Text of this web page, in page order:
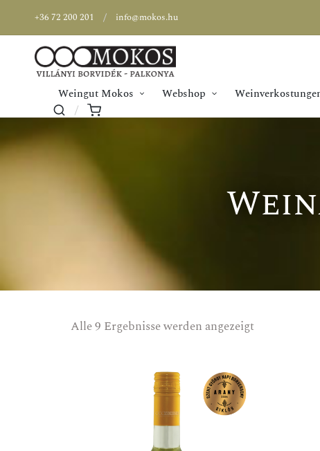
+36 72 200 201 info@mokos.hu
Weingut Mokos Webshop
Alle 9 Ergebnisse werden angezeigt